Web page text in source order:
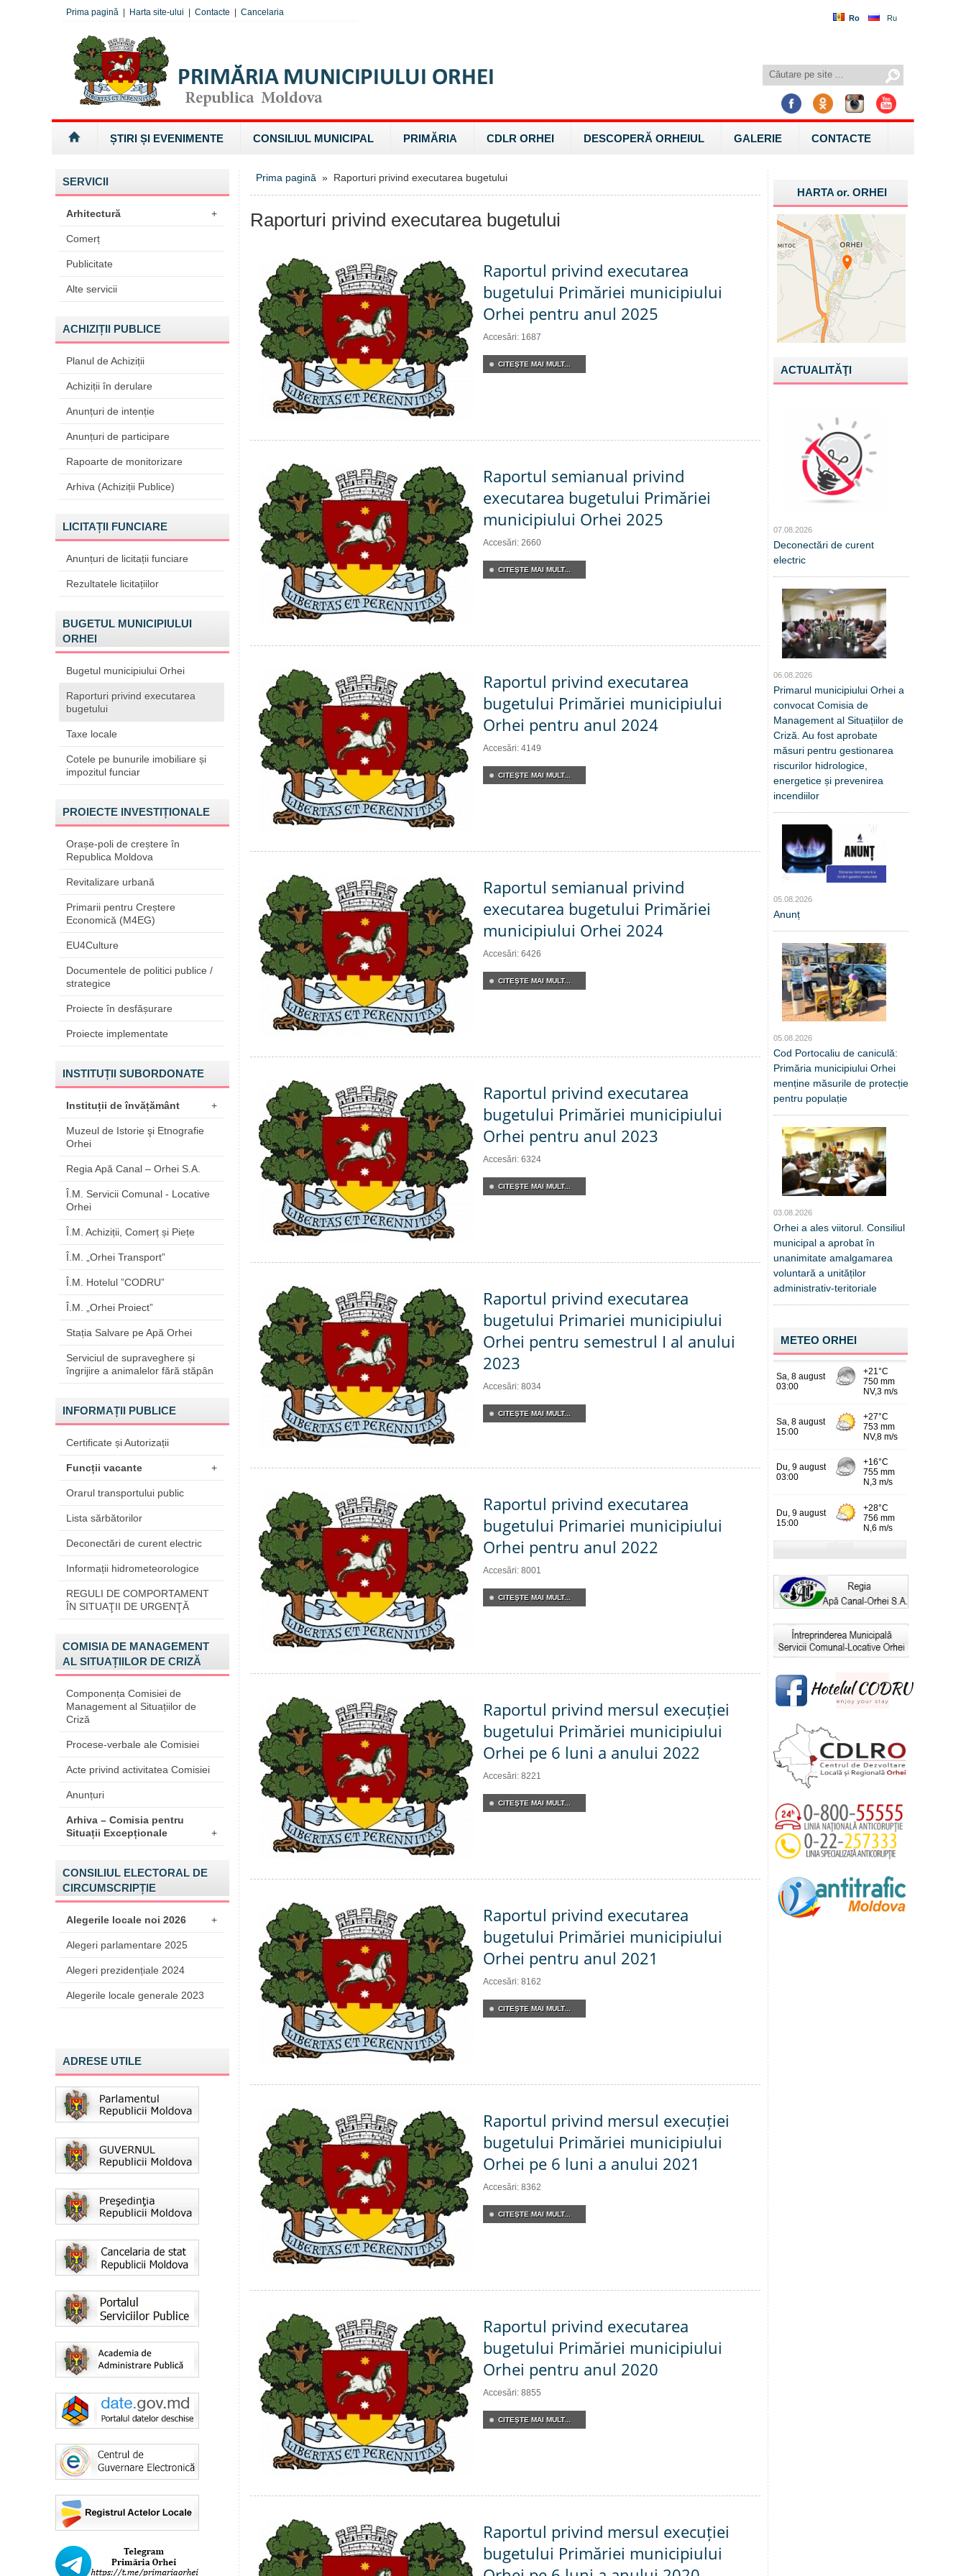
Ro Ru
Prima pagină Harta site-ului Contacte Cancelaria
ȘTIRI ȘI EVENIMENTE CONSILIUL MUNICIPAL PRIMĂRIA CDLR ORHEI DESCOPERĂ ORHEIUL GALERIE CONTACTE
SERVICII
Arhitectură +
Comerț
Publicitate
Alte servicii
ACHIZIȚII PUBLICE
Planul de Achiziții
Achiziții în derulare
Anunțuri de intenție
Anunțuri de participare
Rapoarte de monitorizare
Arhiva (Achiziții Publice)
LICITAȚII FUNCIARE
Anunțuri de licitații funciare
Rezultatele licitațiilor
BUGETUL MUNICIPIULUI
ORHEI
Bugetul municipiului Orhei
Raporturi privind executarea
bugetului
Taxe locale
Cotele pe bunurile imobiliare și
impozitul funciar
PROIECTE INVESTIȚIONALE
Orașe-poli de creștere în
Republica Moldova
Revitalizare urbană
Primarii pentru Creștere
Economică (M4EG)
EU4Culture
Documentele de politici publice /
strategice
Proiecte în desfășurare
Proiecte implementate
INSTITUȚII SUBORDONATE
Instituții de învățământ +
Muzeul de Istorie şi Etnografie
Orhei
Regia Apă Canal – Orhei S.A.
Î.M. Servicii Comunal - Locative
Orhei
Î.M. Achiziții, Comerț și Piețe
Î.M. „Orhei Transport”
Î.M. Hotelul ”CODRU”
Î.M. „Orhei Proiect”
Stația Salvare pe Apă Orhei
Serviciul de supraveghere și
îngrijire a animalelor fără stăpân
INFORMAȚII PUBLICE
Certificate și Autorizații
Funcții vacante +
Orarul transportului public
Lista sărbătorilor
Deconectări de curent electric
Informații hidrometeorologice
REGULI DE COMPORTAMENT
ÎN SITUAŢII DE URGENŢĂ
COMISIA DE MANAGEMENT
AL SITUAȚIILOR DE CRIZĂ
Componența Comisiei de
Management al Situațiilor de
Criză
Procese-verbale ale Comisiei
Acte privind activitatea Comisiei
Anunțuri
Arhiva – Comisia pentru
Situații Excepționale
+
CONSILIUL ELECTORAL DE
CIRCUMSCRIPȚIE
Alegerile locale noi 2026 +
Alegeri parlamentare 2025
Alegeri prezidențiale 2024
Alegerile locale generale 2023
ADRESE UTILE
Prima pagină » Raporturi privind executarea bugetului
Raporturi privind executarea bugetului
Raportul privind executarea
bugetului Primăriei municipiului
Orhei pentru anul 2025
Accesări: 1687
CITEŞTE MAI MULT...
Raportul semianual privind
executarea bugetului Primăriei
municipiului Orhei 2025
Accesări: 2660
CITEŞTE MAI MULT...
Raportul privind executarea
bugetului Primăriei municipiului
Orhei pentru anul 2024
Accesări: 4149
CITEŞTE MAI MULT...
Raportul semianual privind
executarea bugetului Primăriei
municipiului Orhei 2024
Accesări: 6426
CITEŞTE MAI MULT...
Raportul privind executarea
bugetului Primăriei municipiului
Orhei pentru anul 2023
Accesări: 6324
CITEŞTE MAI MULT...
Raportul privind executarea
bugetului Primariei municipiului
Orhei pentru semestrul I al anului
2023
Accesări: 8034
CITEŞTE MAI MULT...
Raportul privind executarea
bugetului Primariei municipiului
Orhei pentru anul 2022
Accesări: 8001
CITEŞTE MAI MULT...
Raportul privind mersul execuției
bugetului Primăriei municipiului
Orhei pe 6 luni a anului 2022
Accesări: 8221
CITEŞTE MAI MULT...
Raportul privind executarea
bugetului Primăriei municipiului
Orhei pentru anul 2021
Accesări: 8162
CITEŞTE MAI MULT...
Raportul privind mersul execuției
bugetului Primăriei municipiului
Orhei pe 6 luni a anului 2021
Accesări: 8362
CITEŞTE MAI MULT...
Raportul privind executarea
bugetului Primăriei municipiului
Orhei pentru anul 2020
Accesări: 8855
CITEŞTE MAI MULT...
Raportul privind mersul execuției
bugetului Primăriei municipiului
HARTA or.ORHEI
ACTUALITĂŢI
07.08.2026
Deconectări de curent
electric
06.08.2026
Primarul municipiului Orhei a
convocat Comisia de
Management al Situațiilor de
Criză. Au fost aprobate
măsuri pentru gestionarea
riscurilor hidrologice,
energetice și prevenirea
incendiilor
05.08.2026
Anunț
05.08.2026
Cod Portocaliu de caniculă:
Primăria municipiului Orhei
menține măsurile de protecție
pentru populație
03.08.2026
Orhei a ales viitorul. Consiliul
municipal a aprobat în
unanimitate amalgamarea
voluntară a unităților
administrativ-teritoriale
METEO ORHEI